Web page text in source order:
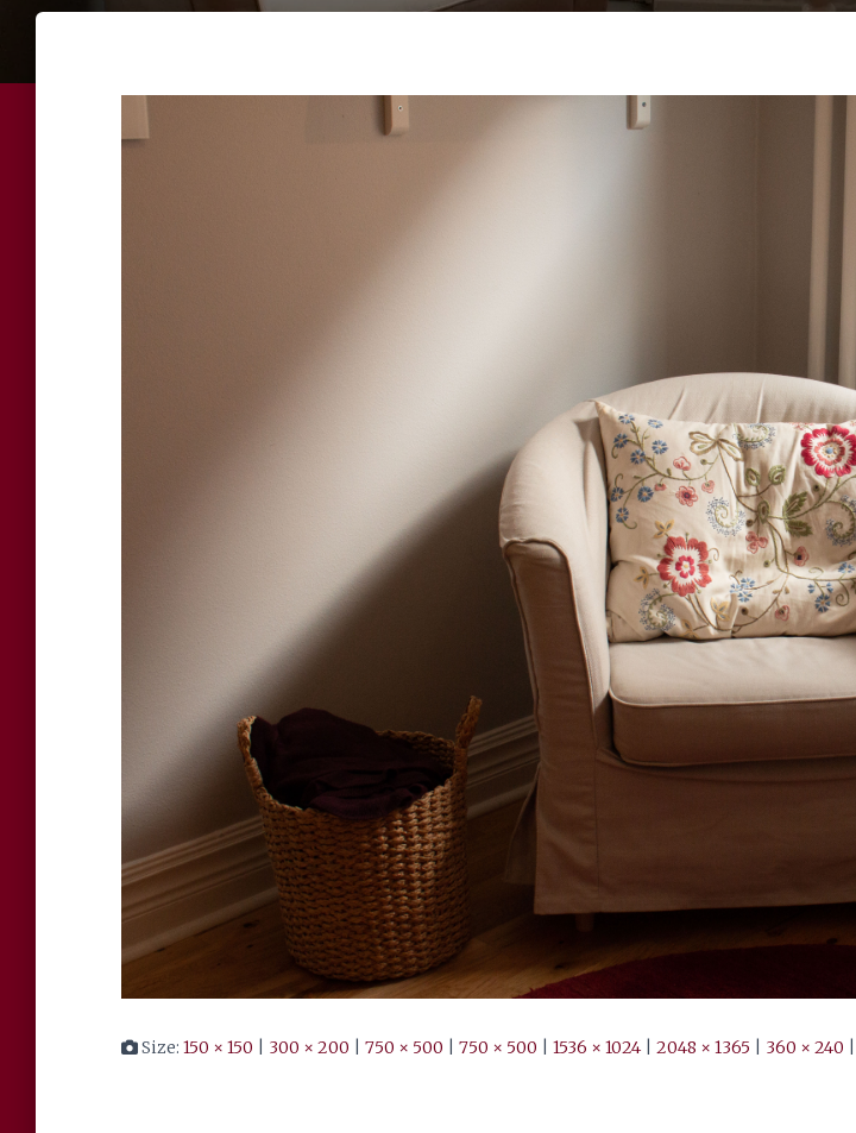
Size: 150 × 150 300 × 200 750 × 500 750 × 500 1536 × 1024 2048 × 1365 360 × 240